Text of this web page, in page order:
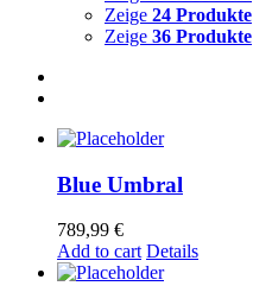
Zeige 24 Produkte
Zeige 36 Produkte
Blue Umbral
789,99 €
Add to cart Details